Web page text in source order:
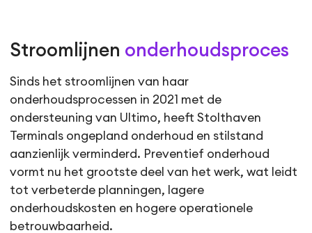
Stroomlijnen onderhoudsproces
Sinds het stroomlijnen van haar
onderhoudsprocessen in 2021 met de
ondersteuning van Ultimo, heeft Stolthaven
Terminals ongepland onderhoud en stilstand
aanzienlijk verminderd. Preventief onderhoud
vormt nu het grootste deel van het werk, wat leidt
tot verbeterde planningen, lagere
onderhoudskosten en hogere operationele
betrouwbaarheid.